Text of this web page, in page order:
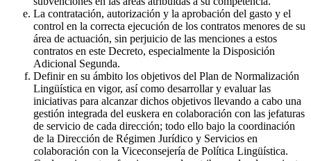
La contratación, autorización y la aprobación del gasto y el
control en la correcta ejecución de los contratos menores de su
área de actuación, sin perjuicio de las menciones a estos
contratos en este Decreto, especialmente la Disposición
Adicional Segunda.
Definir en su ámbito los objetivos del Plan de Normalización
Lingüística en vigor, así como desarrollar y evaluar las
iniciativas para alcanzar dichos objetivos llevando a cabo una
gestión integrada del euskera en colaboración con las jefaturas
de servicio de cada dirección; todo ello bajo la coordinación
de la Dirección de Régimen Jurídico y Servicios en
colaboración con la Viceconsejería de Política Lingüística.